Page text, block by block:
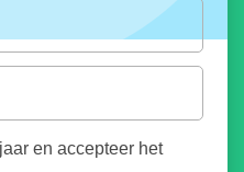
en accepteer het